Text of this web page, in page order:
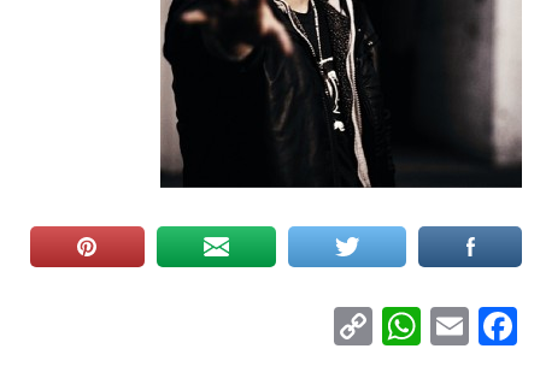
Facebook
Email
WhatsApp